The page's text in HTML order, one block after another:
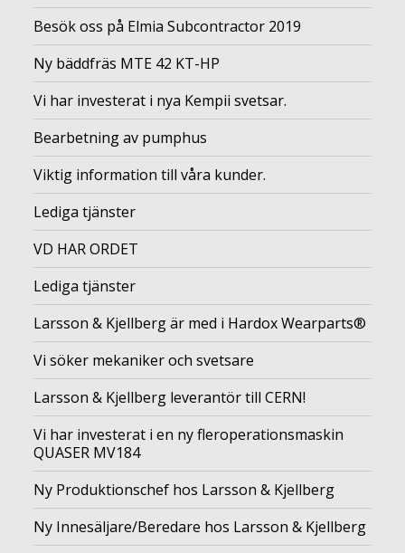
Besök oss på Elmia Subcontractor 2019
Ny bäddfräs MTE 42 KT-HP
Vi har investerat i nya Kempii svetsar.
Bearbetning av pumphus
Viktig information till våra kunder.
Lediga tjänster
VD HAR ORDET
Lediga tjänster
Larsson & Kjellberg är med i Hardox Wearparts®
Vi söker mekaniker och svetsare
Larsson & Kjellberg leverantör till CERN!
Vi har investerat i en ny fleroperationsmaskin
QUASER MV184
Ny Produktionschef hos Larsson & Kjellberg
Ny Innesäljare/Beredare hos Larsson & Kjellberg